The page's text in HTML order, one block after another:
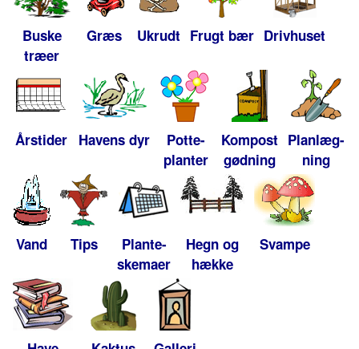
Buske
træer
Græs Ukrudt Frugt bær Drivhuset
Årstider Havens dyr
Potte-
planter
Kompost
gødning
Planlæg-
ning
Vand Tips
Plante-
skemaer
Hegn og
hække
Svampe